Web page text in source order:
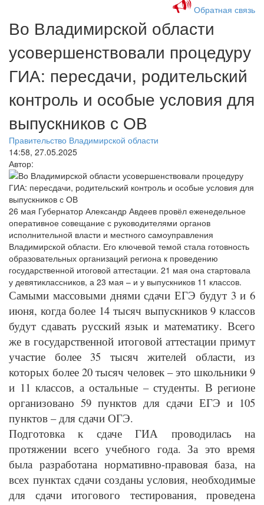
Обратная связь
Во Владимирской области
усовершенствовали процедуру
ГИА: пересдачи, родительский
контроль и особые условия для
выпускников с ОВ
Правительство Владимирской области
14:58, 27.05.2025
Автор:
26 мая Губернатор Александр Авдеев провёл еженедельное
оперативное совещание с руководителями органов
исполнительной власти и местного самоуправления
Владимирской области. Его ключевой темой стала готовность
образовательных организаций региона к проведению
государственной итоговой аттестации. 21 мая она стартовала
у девятиклассников, а 23 мая – и у выпускников 11 классов.
Самыми массовыми днями сдачи ЕГЭ будут 3 и 6
июня, когда более 14 тысяч выпускников 9 классов
будут сдавать русский язык и математику. Всего
же в государственной итоговой аттестации примут
участие более 35 тысяч жителей области, из
которых более 20 тысяч человек – это школьники 9
и 11 классов, а остальные – студенты. В регионе
организовано 59 пунктов для сдачи ЕГЭ и 105
пунктов – для сдачи ОГЭ.
Подготовка к сдаче ГИА проводилась на
протяжении всего учебного года. За это время
была разработана нормативно-правовая база, на
всех пунктах сдачи созданы условия, необходимые
для сдачи итогового тестирования, проведена